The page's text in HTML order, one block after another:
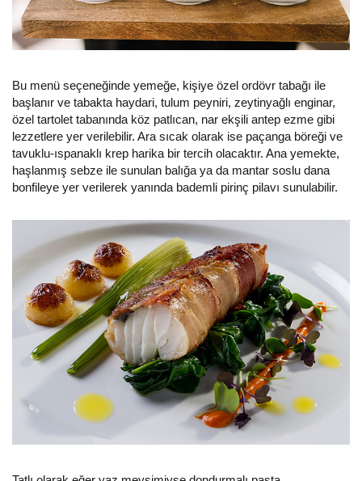
Bu menü seçeneğinde yemeğe, kişiye özel ordövr tabağı ile
başlanır ve tabakta haydari, tulum peyniri, zeytinyağlı enginar,
özel tartolet tabanında köz patlıcan, nar ekşili antep ezme gibi
lezzetlere yer verilebilir. Ara sıcak olarak ise paçanga böreği ve
tavuklu-ıspanaklı krep harika bir tercih olacaktır. Ana yemekte,
haşlanmış sebze ile sunulan balığa ya da mantar soslu dana
bonfileye yer verilerek yanında bademli pirinç pilavı sunulabilir.